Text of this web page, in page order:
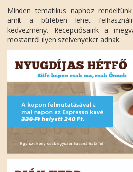
Minden tematikus naphoz
amit a büfében lehet
kedvezmény. Recepciósaink a
mostantól ilyen szelvényeket adnak.